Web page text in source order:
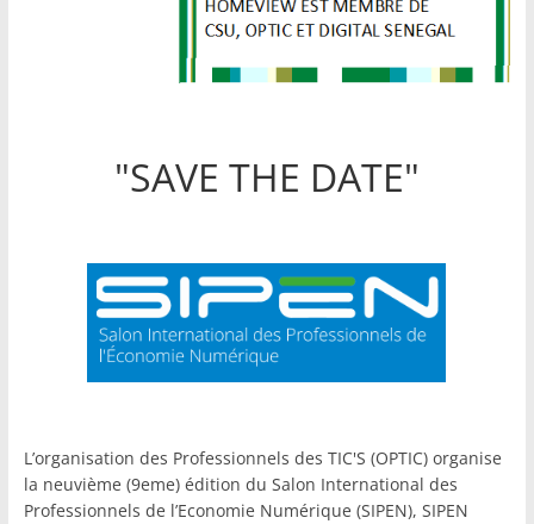
"SAVE THE DATE"
L’organisation des Professionnels des TIC'S (OPTIC) organise
la neuvième (9eme) édition du Salon International des
Professionnels de l’Economie Numérique (SIPEN), SIPEN